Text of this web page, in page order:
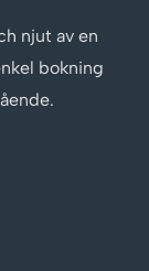
njut av en
bokning